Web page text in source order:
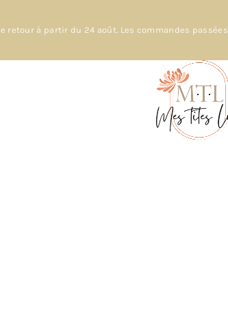
retour à partir du 24 août. Les commandes